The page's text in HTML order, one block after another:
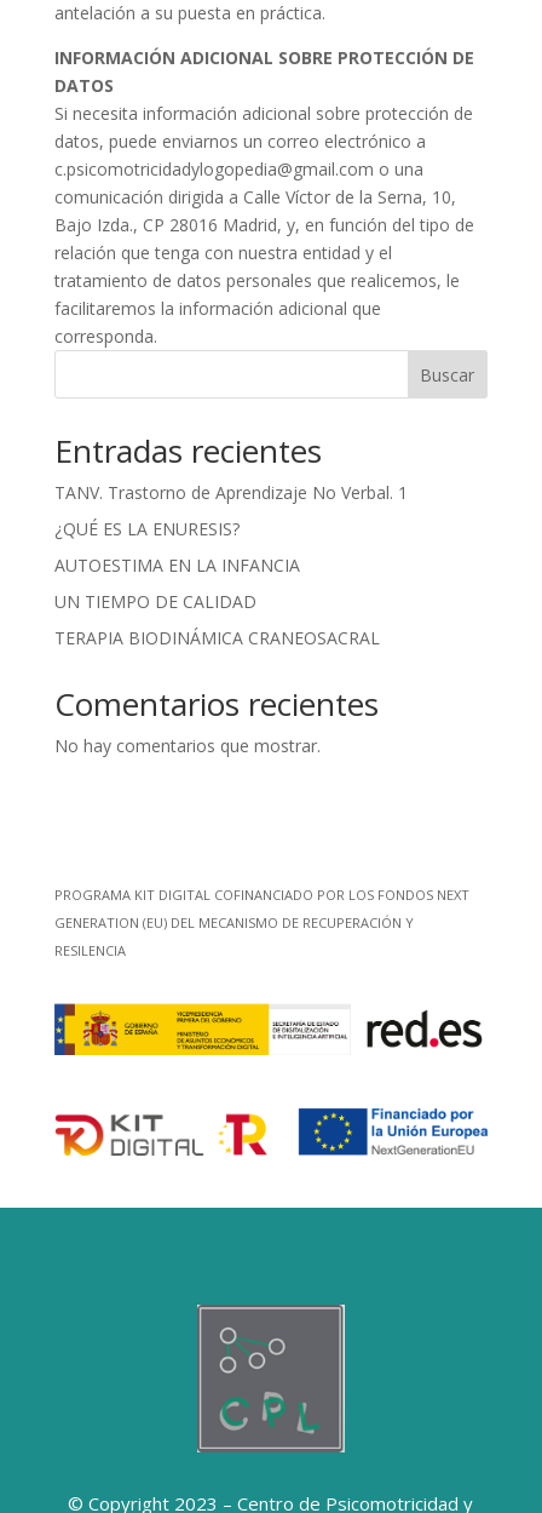
antelación a su puesta en práctica.
INFORMACIÓN ADICIONAL SOBRE PROTECCIÓN DE
DATOS
Si necesita información adicional sobre protección de
datos, puede enviarnos un correo electrónico a
c.psicomotricidadylogopedia@gmail.com o una
comunicación dirigida a Calle Víctor de la Serna, 10,
Bajo Izda., CP 28016 Madrid, y, en función del tipo de
relación que tenga con nuestra entidad y el
tratamiento de datos personales que realicemos, le
facilitaremos la información adicional que
corresponda.
Buscar
Entradas recientes
TANV. Trastorno de Aprendizaje No Verbal. 1
¿QUÉ ES LA ENURESIS?
AUTOESTIMA EN LA INFANCIA
UN TIEMPO DE CALIDAD
TERAPIA BIODINÁMICA CRANEOSACRAL
Comentarios recientes
No hay comentarios que mostrar.
PROGRAMA KIT DIGITAL COFINANCIADO POR LOS FONDOS NEXT
GENERATION (EU) DEL MECANISMO DE RECUPERACIÓN Y
RESILENCIA
© Copyright 2023 – Centro de Psicomotricidad y